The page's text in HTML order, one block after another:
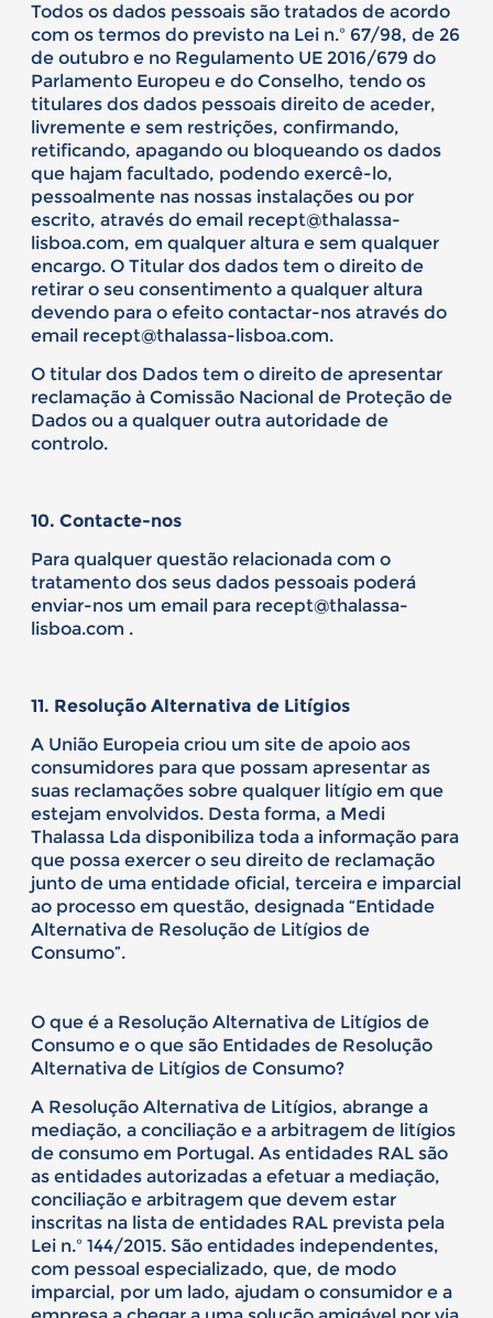
Todos os dados pessoais são tratados de acordo
com os termos do previsto na Lei n.º 67/98, de 26
de outubro e no Regulamento UE 2016/679 do
Parlamento Europeu e do Conselho, tendo os
titulares dos dados pessoais direito de aceder,
livremente e sem restrições, confirmando,
retificando, apagando ou bloqueando os dados
que hajam facultado, podendo exercê-lo,
pessoalmente nas nossas instalações ou por
escrito, através do email recept@thalassa-
lisboa.com, em qualquer altura e sem qualquer
encargo. O Titular dos dados tem o direito de
retirar o seu consentimento a qualquer altura
devendo para o efeito contactar-nos através do
email recept@thalassa-lisboa.com.
O titular dos Dados tem o direito de apresentar
reclamação à Comissão Nacional de Proteção de
Dados ou a qualquer outra autoridade de
controlo.
10. Contacte-nos
Para qualquer questão relacionada com o
tratamento dos seus dados pessoais poderá
enviar-nos um email para recept@thalassa-
lisboa.com .
11. Resolução Alternativa de Litígios
A União Europeia criou um site de apoio aos
consumidores para que possam apresentar as
suas reclamações sobre qualquer litígio em que
estejam envolvidos. Desta forma, a Medi
Thalassa Lda disponibiliza toda a informação para
que possa exercer o seu direito de reclamação
junto de uma entidade oficial, terceira e imparcial
ao processo em questão, designada “Entidade
Alternativa de Resolução de Litígios de
Consumo”.
O que é a Resolução Alternativa de Litígios de
Consumo e o que são Entidades de Resolução
Alternativa de Litígios de Consumo?
A Resolução Alternativa de Litígios, abrange a
mediação, a conciliação e a arbitragem de litígios
de consumo em Portugal. As entidades RAL são
as entidades autorizadas a efetuar a mediação,
conciliação e arbitragem que devem estar
inscritas na lista de entidades RAL prevista pela
Lei n.º 144/2015. São entidades independentes,
com pessoal especializado, que, de modo
imparcial, por um lado, ajudam o consumidor e a